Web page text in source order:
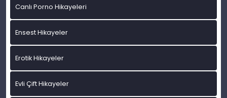
Canlı Porno Hikayeleri
Ensest Hikayeler
Erotik Hikayeler
Evli Çift Hikayeler